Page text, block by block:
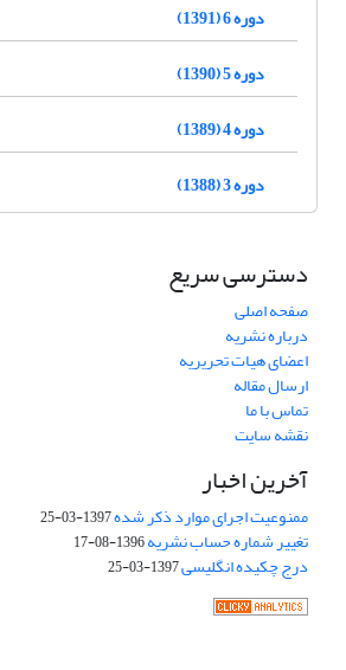
دوره 6 (1391)
دوره 5 (1390)
دوره 4 (1389)
دوره 3 (1388)
دسترسی سریع
صفحه اصلی
درباره نشریه
اعضای هیات تحریریه
ارسال مقاله
تماس با ما
نقشه سایت
آخرین اخبار
ممنوعیت اجرای موارد ذکر شده1397-03-25
تغییر شماره حساب نشریه1396-08-17
درج چکیده انگلیسی1397-03-25